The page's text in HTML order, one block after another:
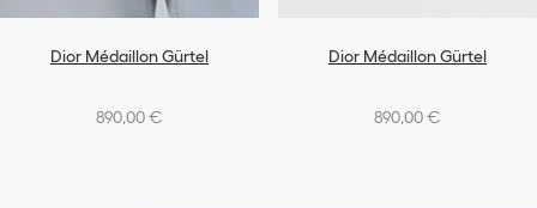
Dior Médaillon Gürtel
890,00 €
Dior Médaillon Gürtel
890,00 €